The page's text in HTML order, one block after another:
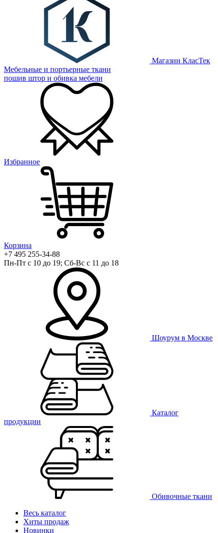
Магазин КласТек
Мебельные и портьерные ткани
пошив штор и обивка мебели
Избранное
Корзина
+7 495 255-34-88
Пн-Пт с 10 до 19; Сб-Вс с 11 до 18
Шоурум в Москве
Каталог
продукции
Обивочные ткани
Весь каталог
Хиты продаж
Новинки